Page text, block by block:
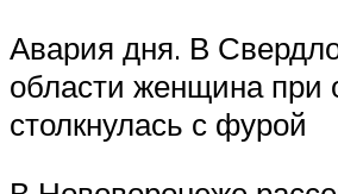
Авария дня. В
области женщина при
столкнулась с фурой